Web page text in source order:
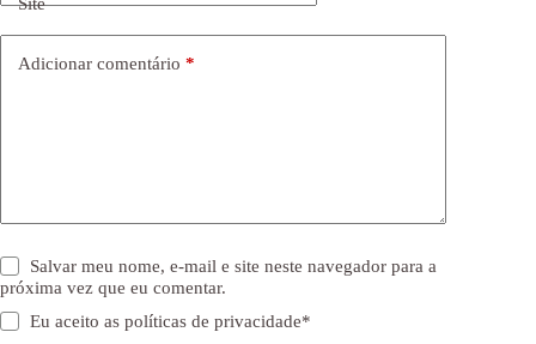
Site
Adicionar comentário *
Salvar meu nome, e-mail e site neste navegador para a
próxima vez que eu comentar.
Eu aceito aspolíticas de privacidade*